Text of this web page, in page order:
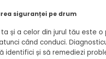
siguranței pe drum
și a celor din jurul tău este
când conduci.
identifici și să remediezi